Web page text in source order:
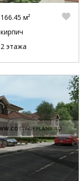
166.45 м²
кирпич
2 этажа